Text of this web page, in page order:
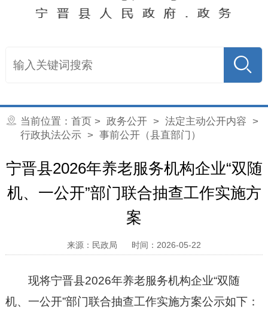
当前位置： 首页 > 政务公开> 法定主动公开内容 >
行政执法公示> 事前公开（县直部门）
宁晋县2026年养老服务机构企业“双随
机、一公开”部门联合抽查工作实施方
案
来源：民政局 时间：2026-05-22
现将宁晋县2026年养老服务机构企业“双随
机、一公开”部门联合抽查工作实施方案公示如下：